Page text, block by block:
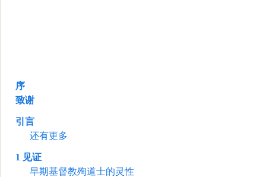
序
致谢
引言
还有更多
1 见证
早期基督教殉道士的灵性